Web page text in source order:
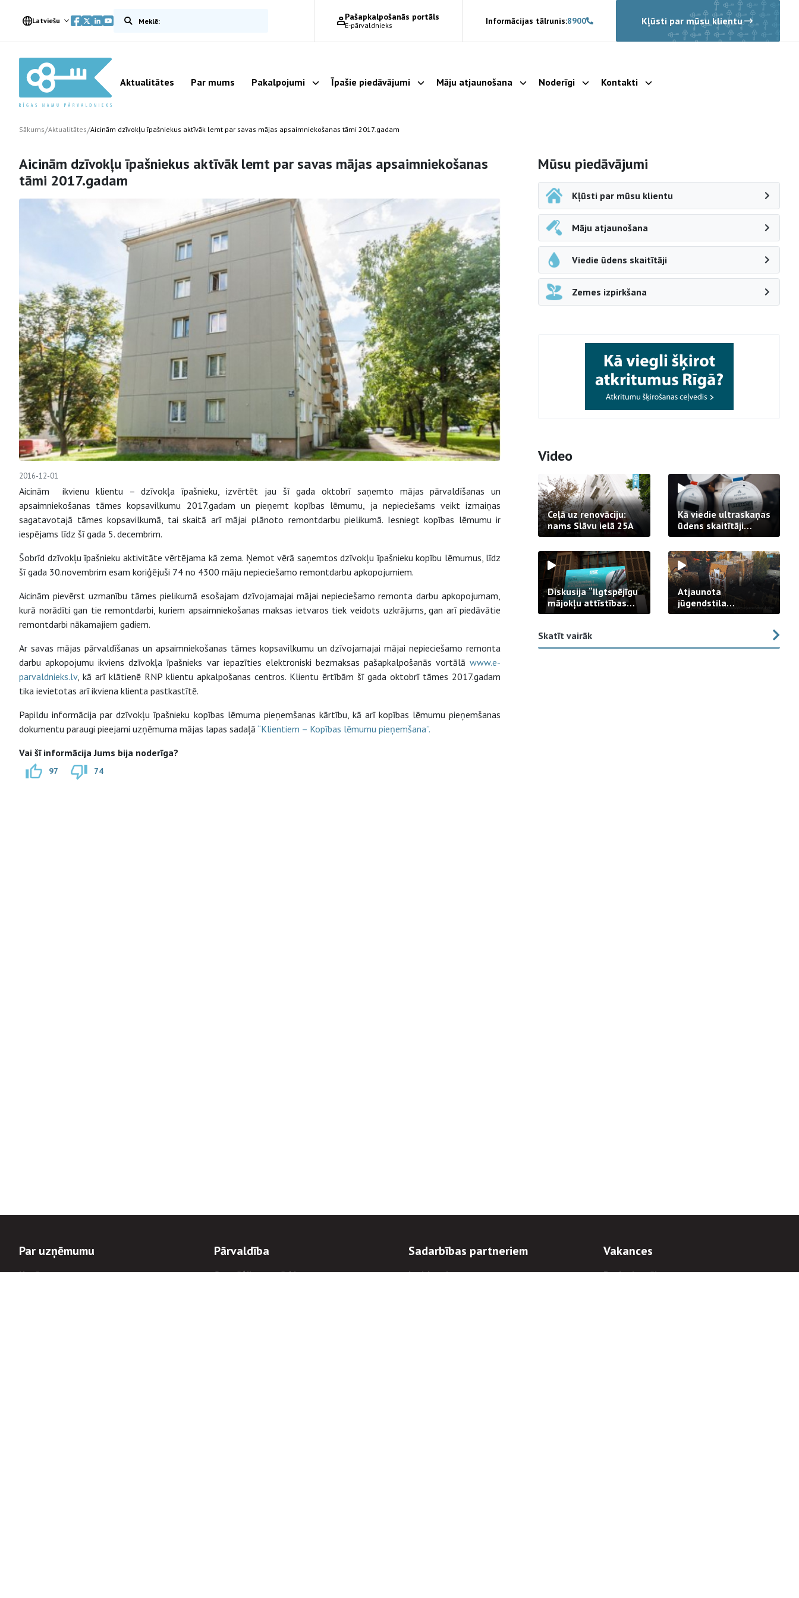
Latviešu Meklēt vietnē Pašapkalpošanās portāls
E-pārvaldnieks Informācijas tālrunis:8900 Kļūsti par mūsu klientu
Aktualitātes Par mums Pakalpojumi Parādīt apakšizvēlni
Īpašie piedāvājumi Parādīt apakšizvēlni
Māju atjaunošana Parādīt apakšizvēlni
Noderīgi Parādīt apakšizvēlni
Kontakti Parādīt apakšizvēlni
Sākums/Aktualitātes/Aicinām dzīvokļu īpašniekus aktīvāk lemt par savas mājas apsaimniekošanas tāmi 2017.gadam
Aicinām dzīvokļu īpašniekus aktīvāk lemt par savas mājas apsaimniekošanas
tāmi 2017.gadam
2016-12-01
Aicinām ikvienu klientu – dzīvokļa īpašnieku, izvērtēt jau šī gada oktobrī saņemto mājas pārvaldīšanas un
apsaimniekošanas tāmes kopsavilkumu 2017.gadam un pieņemt kopības lēmumu, ja nepieciešams veikt izmaiņas
sagatavotajā tāmes kopsavilkumā, tai skaitā arī mājai plānoto remontdarbu pielikumā. Iesniegt kopības lēmumu ir
iespējams līdz šī gada 5. decembrim.
Šobrīd dzīvokļu īpašnieku aktivitāte vērtējama kā zema. Ņemot vērā saņemtos dzīvokļu īpašnieku kopību lēmumus, līdz
šī gada 30.novembrim esam koriģējuši 74 no 4300 māju nepieciešamo remontdarbu apkopojumiem.
Aicinām pievērst uzmanību tāmes pielikumā esošajam dzīvojamajai mājai nepieciešamo remonta darbu apkopojumam,
kurā norādīti gan tie remontdarbi, kuriem apsaimniekošanas maksas ietvaros tiek veidots uzkrājums, gan arī piedāvātie
remontdarbi nākamajiem gadiem.
Ar savas mājas pārvaldīšanas un apsaimniekošanas tāmes kopsavilkumu un dzīvojamajai mājai nepieciešamo remonta
darbu apkopojumu ikviens dzīvokļa īpašnieks var iepazīties elektroniski bezmaksas pašapkalpošanās vortālāwww.e-
parvaldnieks.lv, kā arī klātienē RNP klientu apkalpošanas centros. Klientu ērtībām šī gada oktobrī tāmes 2017.gadam
tika ievietotas arī ikviena klienta pastkastītē.
Papildu informācija par dzīvokļu īpašnieku kopības lēmuma pieņemšanas kārtību, kā arī kopības lēmumu pieņemšanas
dokumentu paraugi pieejami uzņēmuma mājas lapas sadaļā “Klientiem – Kopības lēmumu pieņemšana”.
Vai šī informācija Jums bija noderīga?
97 74
Sāna navigācija
Mūsu piedāvājumi
Kļūsti par mūsu klientu
Māju atjaunošana
Viedie ūdens skaitītāji
Zemes izpirkšana
Video
Ceļā uz renovāciju:
nams Slāvu ielā 25A
Kā viedie ultraskaņas
ūdens skaitītāji
strādā praksē
Diskusija “Ilgtspējīgu
mājokļu attīstības
izaicinājums”
Atjaunota
jūgendstila
arhitektūras pērles
Skatīt vairāk
Par uzņēmumu
Uzņēmums
Pārvaldība
Stratēģija un mērķi
Sadarbības partneriem
Iepirkumi
Vakances
Darba iespējas